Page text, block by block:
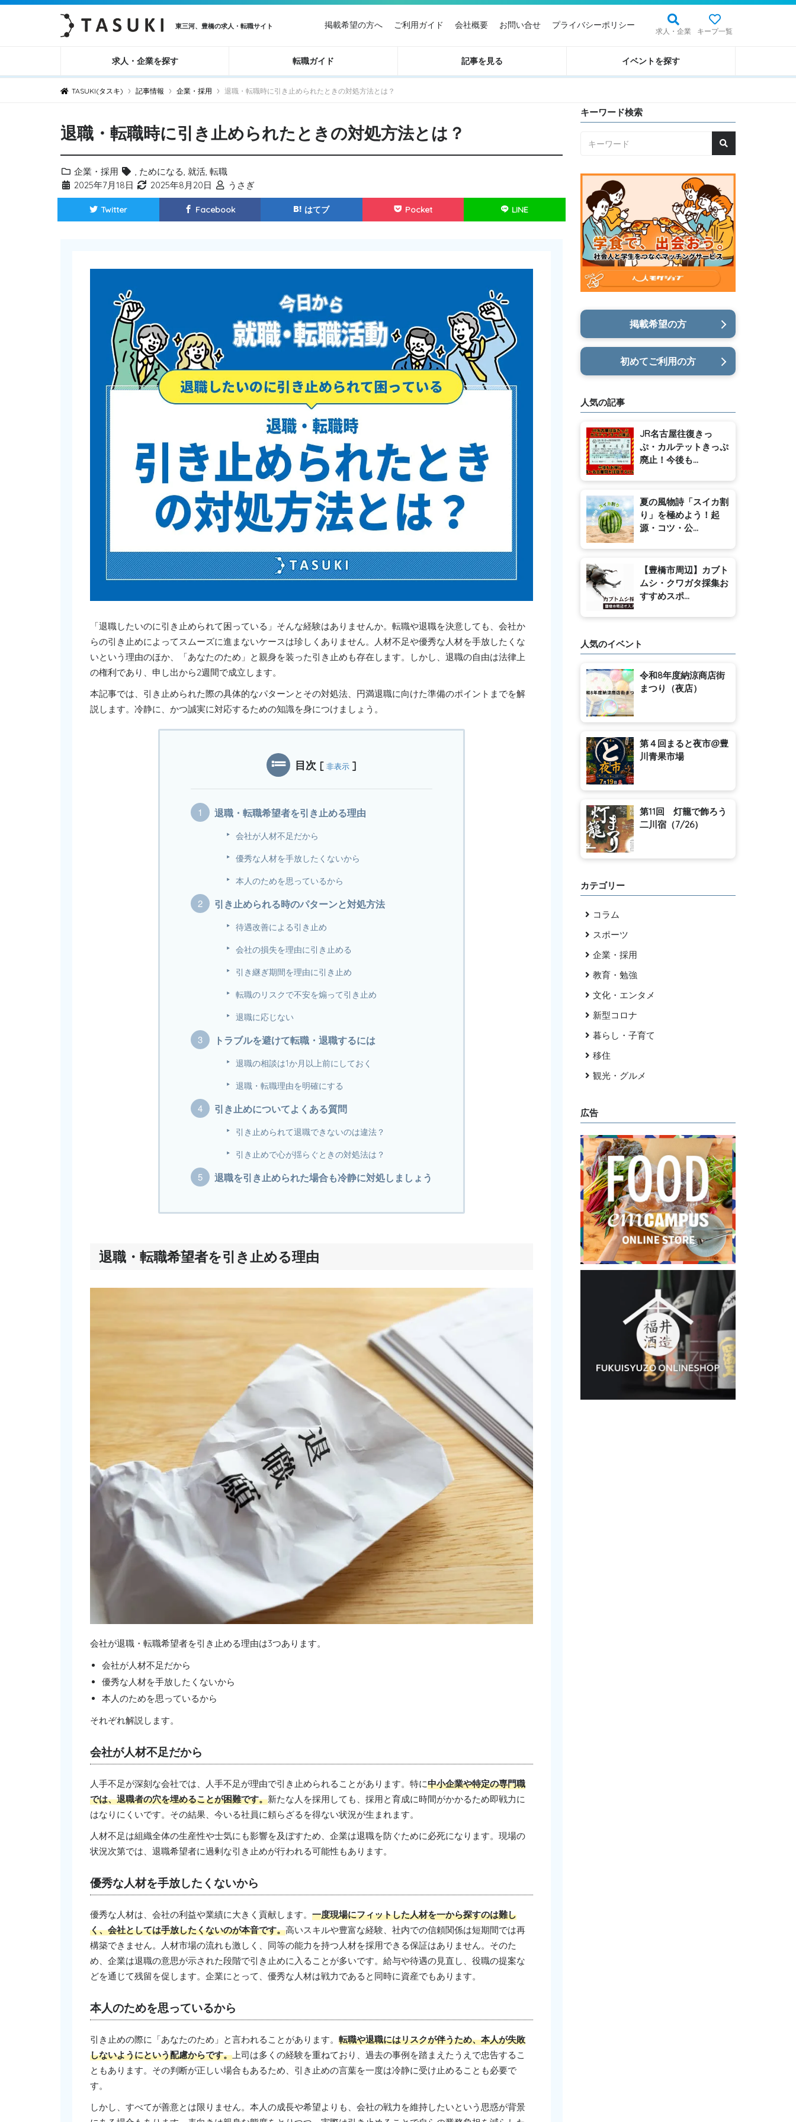
東三河、豊橋の求人・転職サイト
求人・企業 キープ一覧
掲載希望の方へ ご利用ガイド 会社概要 お問い合せ プライバシーポリシー
求人・企業を探す 転職ガイド 記事を見る イベントを探す
TASUKI(タスキ) › 記事情報 › 企業・採用 › 退職・転職時に引き止められたときの対処方法とは？
退職・転職時に引き止められたときの対処方法とは？
企業・採用 , ためになる, 就活, 転職
2025年7月18日
2025年8月20日 うさぎ
Twitter Facebook はてブ Pocket LINE
「退職したいのに引き止められて困っている」そんな経験はありませんか。転職や退職を決意しても、会社か
らの引き止めによってスムーズに進まないケースは珍しくありません。人材不足や優秀な人材を手放したくな
いという理由のほか、「あなたのため」と親身を装った引き止めも存在します。しかし、退職の自由は法律上
の権利であり、申し出から2週間で成立します。
本記事では、引き止められた際の具体的なパターンとその対処法、円満退職に向けた準備のポイントまでを解
説します。冷静に、かつ誠実に対応するための知識を身につけましょう。
目次 [ 非表示 ]
退職・転職希望者を引き止める理由
会社が人材不足だから
優秀な人材を手放したくないから
本人のためを思っているから
引き止められる時のパターンと対処方法
待遇改善による引き止め
会社の損失を理由に引き止める
引き継ぎ期間を理由に引き止め
転職のリスクで不安を煽って引き止め
退職に応じない
トラブルを避けて転職・退職するには
退職の相談は1か月以上前にしておく
退職・転職理由を明確にする
引き止めについてよくある質問
引き止められて退職できないのは違法？
引き止めで心が揺らぐときの対処法は？
退職を引き止められた場合も冷静に対処しましょう
退職・転職希望者を引き止める理由
会社が退職・転職希望者を引き止める理由は3つあります。
会社が人材不足だから
優秀な人材を手放したくないから
本人のためを思っているから
それぞれ解説します。
会社が人材不足だから
人手不足が深刻な会社では、人手不足が理由で引き止められることがあります。特に中小企業や特定の専門職
では、退職者の穴を埋めることが困難です。新たな人を採用しても、採用と育成に時間がかかるため即戦力に
はなりにくいです。その結果、今いる社員に頼らざるを得ない状況が生まれます。
人材不足は組織全体の生産性や士気にも影響を及ぼすため、企業は退職を防ぐために必死になります。現場の
状況次第では、退職希望者に過剰な引き止めが行われる可能性もあります。
優秀な人材を手放したくないから
優秀な人材は、会社の利益や業績に大きく貢献します。 一度現場にフィットした人材を一から探すのは難し
く、会社としては手放したくないのが本音です。高いスキルや豊富な経験、社内での信頼関係は短期間では再
構築できません。人材市場の流れも激しく、同等の能力を持つ人材を採用できる保証はありません。そのた
め、企業は退職の意思が示された段階で引き止めに入ることが多いです。給与や待遇の見直し、役職の提案な
どを通じて残留を促します。企業にとって、優秀な人材は戦力であると同時に資産でもあります。
本人のためを思っているから
引き止めの際に「あなたのため」と言われることがあります。 転職や退職にはリスクが伴うため、本人が失敗
しないようにという配慮からです。 上司は多くの経験を重ねており、過去の事例を踏まえたうえで忠告するこ
ともあります。その判断が正しい場合もあるため、引き止めの言葉を一度は冷静に受け止めることも必要で
す。
しかし、すべてが善意とは限りません。本人の成長や希望よりも、会社の戦力を維持したいという思惑が背景
キーワード検索
掲載希望の方
初めてご利用の方
人気の記事
JR名古屋往復きっ
ぷ・カルテットきっぷ
廃止！今後も...
夏の風物詩「スイカ割
り」を極めよう！起
源・コツ・公...
【豊橋市周辺】カブト
ムシ・クワガタ採集お
すすめスポ...
人気のイベント
令和8年度納涼商店街
まつり（夜店）
第４回まると夜市@豊
川青果市場
第11回 灯籠で飾ろう
二川宿（7/26）
カテゴリー
コラム
スポーツ
企業・採用
教育・勉強
文化・エンタメ
新型コロナ
暮らし・子育て
移住
観光・グルメ
広告